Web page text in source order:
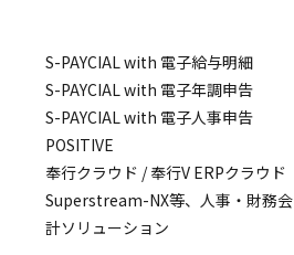
S-PAYCIAL with 電子給与明細
S-PAYCIAL with 電子年調申告
S-PAYCIAL with 電子人事申告
POSITIVE
奉行クラウド / 奉行V ERPクラウド
Superstream-NX等、人事・財務会
計ソリューション